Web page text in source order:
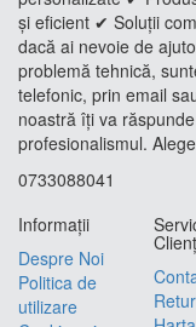
și eficient ✔ Soluții
dacă ai nevoie de
problemă tehnică,
telefonic, prin email
noastră îți va
profesionalismul.
0733088041
Informaţii
Despre Noi
Politica de
utilizare